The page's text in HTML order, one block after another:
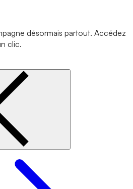
désormais partout. Accédez
clic.